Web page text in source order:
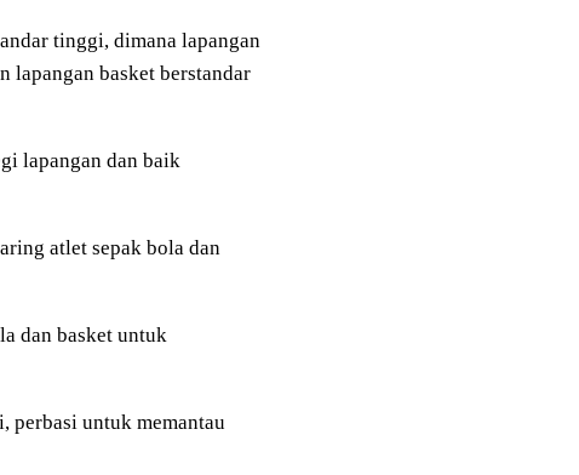
tinggi, dimana lapangan
lapangan basket berstandar
lapangan dan baik
atlet sepak bola dan
dan basket untuk
perbasi untuk memantau